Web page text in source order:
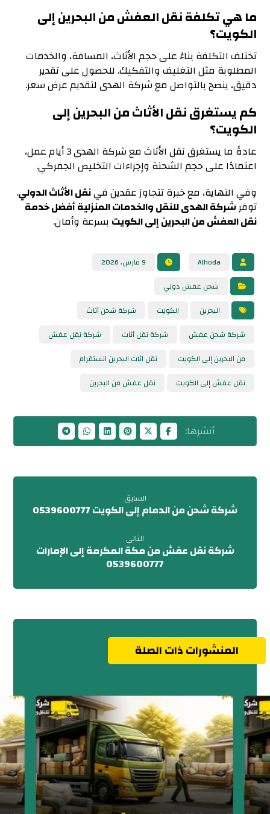
ما هي تكلفة نقل العفش من البحرين إلى
الكويت؟
تختلف التكلفة بناءً على حجم الأثاث، المسافة، والخدمات
المطلوبة مثل التغليف والتفكيك. للحصول على تقدير
دقيق، ينصح بالتواصل مع شركة الهدى لتقديم عرض سعر.
كم يستغرق نقل الأثاث من البحرين إلى
الكويت؟
عادةً ما يستغرق نقل الأثاث مع شركة الهدى 3 أيام عمل،
اعتمادًا على حجم الشحنة وإجراءات التخليص الجمركي.
وفي النهاية، مع خبرة تتجاوز عقدين فينقل الأثاث الدولي.
توفرشركة الهدى للنقل والخدمات المنزلية أفضل خدمة
نقل العفش من البحرين إلى الكويت بسرعة وأمان.
Alhoda
9 مارس، 2026
شحن عفش دولي
البحرين
الكويت
شركة شحن أثاث
شركة شحن عفش
شركة نقل أثاث
شركة نقل عفش
من البحرين إلى الكويت
نقل اثاث البحرين انستقرام
نقل عفش إلى الكويت
نقل عفش من البحرين
السابق
شركة شحن من الدمام إلى الكويت 0539600777
التالى
شركة نقل عفش من مكة المكرمة إلى الإمارات
0539600777
المنشورات ذات الصلة